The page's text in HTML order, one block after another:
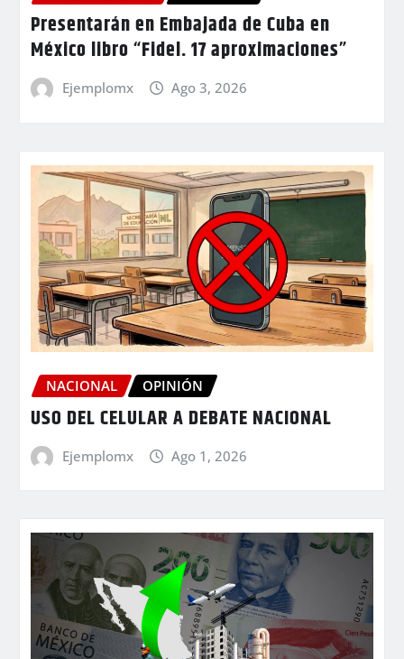
Presentarán en Embajada de Cuba en
México libro “Fidel. 17 aproximaciones”
Ejemplomx Ago 3, 2026
NACIONAL OPINIÓN
USO DEL CELULAR A DEBATE NACIONAL
Ejemplomx Ago 1, 2026